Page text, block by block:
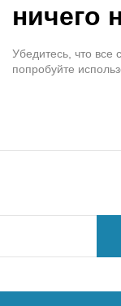
ничего
Убедитесь, что все
попробуйте